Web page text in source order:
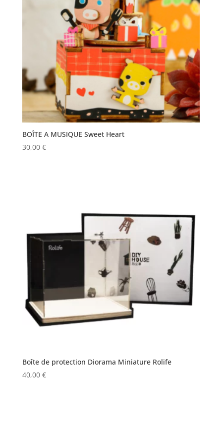
BOÎTE A MUSIQUE Sweet Heart
30,00 €
Boîte de protection Diorama Miniature Rolife
40,00 €